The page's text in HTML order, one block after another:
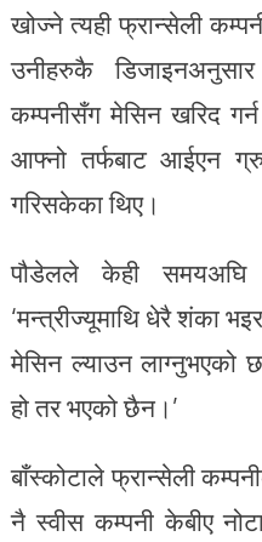
खोज्ने त्यही फ्रान्सेली
उनीहरुकै
कम्पनीसँग मेसिन खरिद
आफ्नो तर्फबाट आईएन
गरिसकेका थिए।
पौडेलले केही समयअघि
‘मन्त्रीज्यूमाथि धेरै शंका
मेसिन ल्याउन लाग्नुभएको
हो तर भएको छैन।’
बाँस्कोटाले फ्रान्सेली
नै स्वीस कम्पनी केबीए